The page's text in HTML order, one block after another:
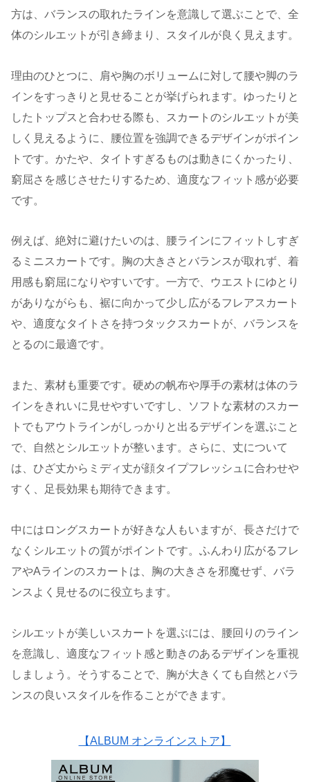
方は、バランスの取れたラインを意識して選ぶことで、全
体のシルエットが引き締まり、スタイルが良く見えます。
理由のひとつに、肩や胸のボリュームに対して腰や脚のラ
インをすっきりと見せることが挙げられます。ゆったりと
したトップスと合わせる際も、スカートのシルエットが美
しく見えるように、腰位置を強調できるデザインがポイン
トです。かたや、タイトすぎるものは動きにくかったり、
窮屈さを感じさせたりするため、適度なフィット感が必要
です。
例えば、絶対に避けたいのは、腰ラインにフィットしすぎ
るミニスカートです。胸の大きさとバランスが取れず、着
用感も窮屈になりやすいです。一方で、ウエストにゆとり
がありながらも、裾に向かって少し広がるフレアスカート
や、適度なタイトさを持つタックスカートが、バランスを
とるのに最適です。
また、素材も重要です。硬めの帆布や厚手の素材は体のラ
インをきれいに見せやすいですし、ソフトな素材のスカー
トでもアウトラインがしっかりと出るデザインを選ぶこと
で、自然とシルエットが整います。さらに、丈について
は、ひざ丈からミディ丈が顔タイプフレッシュに合わせや
すく、足長効果も期待できます。
中にはロングスカートが好きな人もいますが、長さだけで
なくシルエットの質がポイントです。ふんわり広がるフレ
アやAラインのスカートは、胸の大きさを邪魔せず、バラ
ンスよく見せるのに役立ちます。
シルエットが美しいスカートを選ぶには、腰回りのライン
を意識し、適度なフィット感と動きのあるデザインを重視
しましょう。そうすることで、胸が大きくても自然とバラ
ンスの良いスタイルを作ることができます。
【ALBUM オンラインストア】